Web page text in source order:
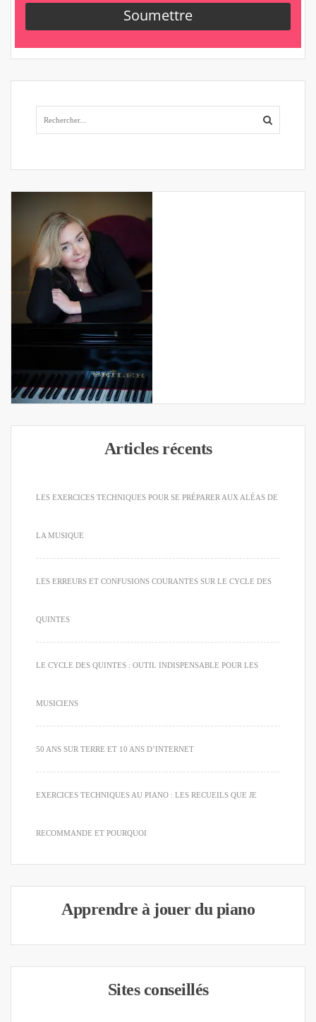
Articles récents
LES EXERCICES TECHNIQUES POUR SE PRÉPARER AUX ALÉAS DE
LA MUSIQUE
LES ERREURS ET CONFUSIONS COURANTES SUR LE CYCLE DES
QUINTES
LE CYCLE DES QUINTES : OUTIL INDISPENSABLE POUR LES
MUSICIENS
50 ANS SUR TERRE ET 10 ANS D’INTERNET
EXERCICES TECHNIQUES AU PIANO : LES RECUEILS QUE JE
RECOMMANDE ET POURQUOI
Apprendre à jouer du piano
Sites conseillés